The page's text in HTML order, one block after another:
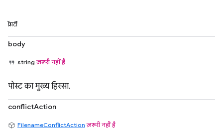
प्रॉपर्टी
body
stringज़रूरी नहीं है
पोस्ट का मुख्य हिस्सा.
conflictAction
FilenameConflictAction ज़रूरी नहीं है